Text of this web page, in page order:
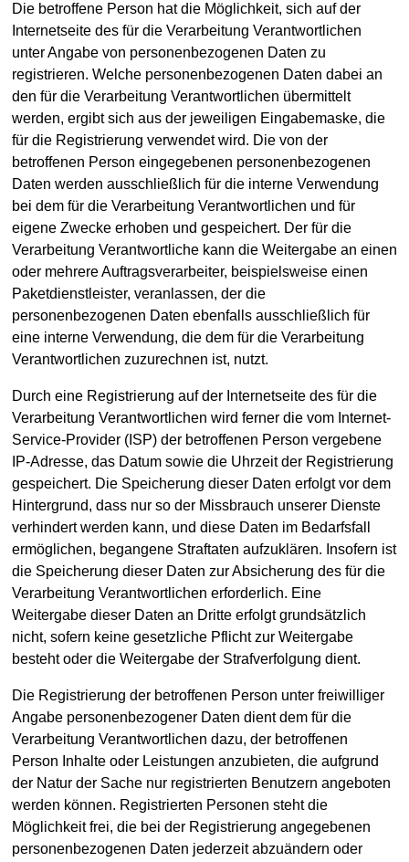
Die betroffene Person hat die Möglichkeit, sich auf der
Internetseite des für die Verarbeitung Verantwortlichen
unter Angabe von personenbezogenen Daten zu
registrieren. Welche personenbezogenen Daten dabei an
den für die Verarbeitung Verantwortlichen übermittelt
werden, ergibt sich aus der jeweiligen Eingabemaske, die
für die Registrierung verwendet wird. Die von der
betroffenen Person eingegebenen personenbezogenen
Daten werden ausschließlich für die interne Verwendung
bei dem für die Verarbeitung Verantwortlichen und für
eigene Zwecke erhoben und gespeichert. Der für die
Verarbeitung Verantwortliche kann die Weitergabe an einen
oder mehrere Auftragsverarbeiter, beispielsweise einen
Paketdienstleister, veranlassen, der die
personenbezogenen Daten ebenfalls ausschließlich für
eine interne Verwendung, die dem für die Verarbeitung
Verantwortlichen zuzurechnen ist, nutzt.
Durch eine Registrierung auf der Internetseite des für die
Verarbeitung Verantwortlichen wird ferner die vom Internet-
Service-Provider (ISP) der betroffenen Person vergebene
IP-Adresse, das Datum sowie die Uhrzeit der Registrierung
gespeichert. Die Speicherung dieser Daten erfolgt vor dem
Hintergrund, dass nur so der Missbrauch unserer Dienste
verhindert werden kann, und diese Daten im Bedarfsfall
ermöglichen, begangene Straftaten aufzuklären. Insofern ist
die Speicherung dieser Daten zur Absicherung des für die
Verarbeitung Verantwortlichen erforderlich. Eine
Weitergabe dieser Daten an Dritte erfolgt grundsätzlich
nicht, sofern keine gesetzliche Pflicht zur Weitergabe
besteht oder die Weitergabe der Strafverfolgung dient.
Die Registrierung der betroffenen Person unter freiwilliger
Angabe personenbezogener Daten dient dem für die
Verarbeitung Verantwortlichen dazu, der betroffenen
Person Inhalte oder Leistungen anzubieten, die aufgrund
der Natur der Sache nur registrierten Benutzern angeboten
werden können. Registrierten Personen steht die
Möglichkeit frei, die bei der Registrierung angegebenen
personenbezogenen Daten jederzeit abzuändern oder